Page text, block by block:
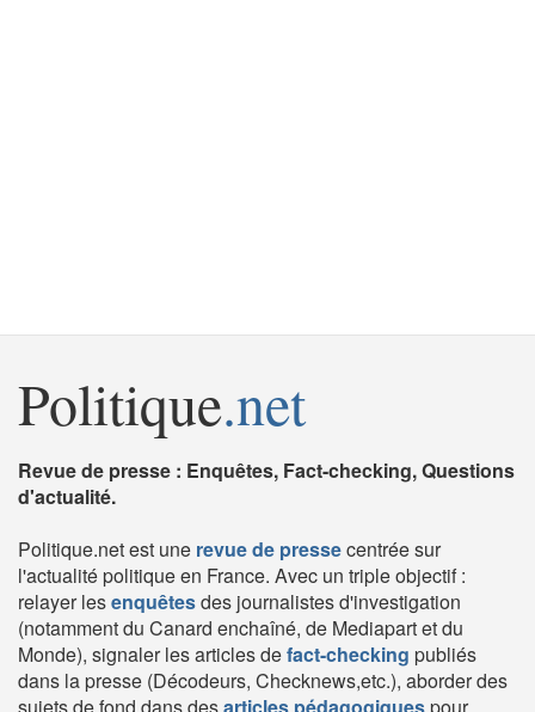
Politique.net
Revue de presse : Enquêtes, Fact-checking, Questions
d'actualité.
Politique.net est une revue de pressecentrée sur
l'actualité politique en France. Avec un triple objectif :
relayer lesenquêtesdes journalistes d'investigation
(notamment du Canard enchaîné, de Mediapart et du
Monde), signaler les articles defact-checking publiés
dans la presse (Décodeurs, Checknews,etc.), aborder des